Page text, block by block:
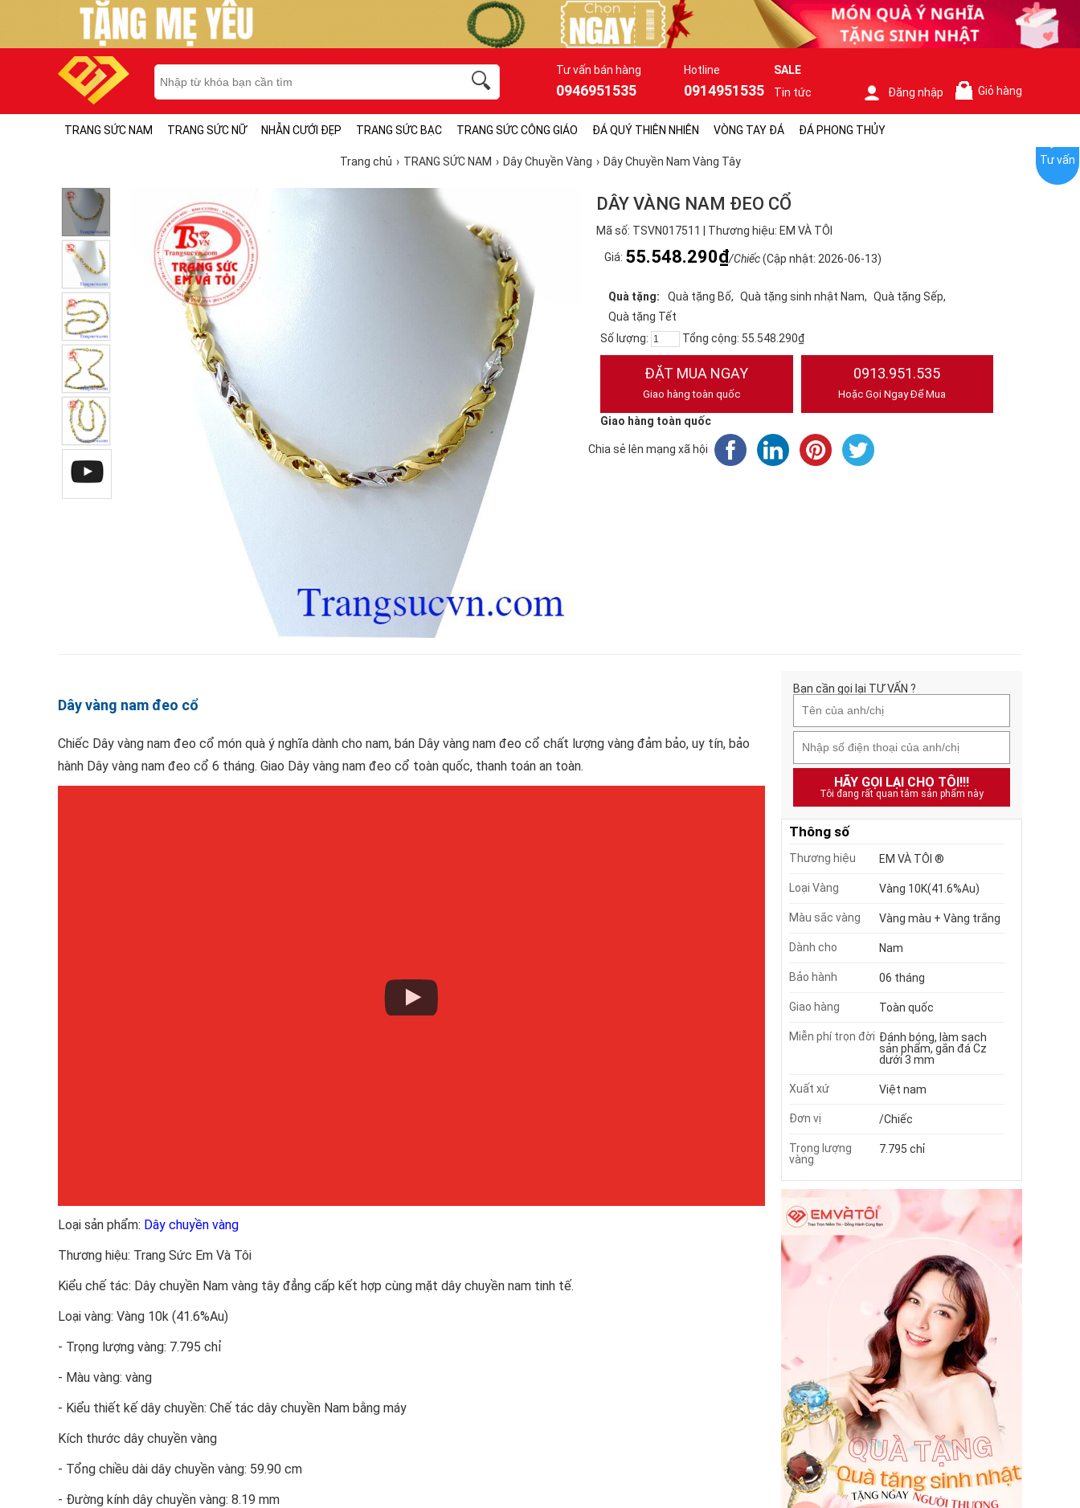
Tư vấn bán hàng
0946951535
Hotline
0914951535
SALE
Tin tức
Đăng nhập Giỏ hàng
TRANG SỨC NAM TRANG SỨC NỮ NHẪN CƯỚI ĐẸP TRANG SỨC BẠC TRANG SỨC CÔNG GIÁO ĐÁ QUÝ THIÊN NHIÊN VÒNG TAY ĐÁ ĐÁ PHONG THỦY
Trang chủ TRANG SỨC NAM Dây Chuyền Vàng Dây Chuyền Nam Vàng Tây
DÂY VÀNG NAM ĐEO CỔ
Mã số: TSVN017511 | Thương hiệu: EM VÀ TÔI
Giá: 55.548.290₫/Chiếc(Cập nhật: 2026-06-13)
Quà tặng: Quà tặng Bố Quà tặng sinh nhật Nam
Quà tặng Sếp
Quà tặng Tết
Số lượng:
Tổng cộng: 55.548.290₫
ĐẶT MUA NGAY
Giao hàng toàn quốc
0913.951.535
Hoặc Gọi Ngay Để Mua
Giao hàng toàn quốc
Chia sẻ lên mạng xã hội
Dây vàng nam đeo cổ
Chiếc Dây vàng nam đeo cổ món quà ý nghĩa dành cho nam, bán Dây vàng nam đeo cổ chất lượng vàng đảm bảo, uy tín, bảo
hành Dây vàng nam đeo cổ 6 tháng. Giao Dây vàng nam đeo cổ toàn quốc, thanh toán an toàn.
Loại sản phẩm: Dây chuyền vàng
Thương hiệu: Trang Sức Em Và Tôi
Kiểu chế tác: Dây chuyền Nam vàng tây đẳng cấp kết hợp cùng mặt dây chuyền nam tinh tế.
Loại vàng: Vàng 10k (41.6%Au)
- Trọng lượng vàng: 7.795 chỉ
- Màu vàng: vàng
- Kiểu thiết kế dây chuyền: Chế tác dây chuyền Nam bằng máy
Kích thước dây chuyền vàng
- Tổng chiều dài dây chuyền vàng: 59.90 cm
- Đường kính dây chuyền vàng: 8.19 mm
Bạn cần gọi lại TƯ VẤN ?
HÃY GỌI LẠI CHO TÔI!!!
Tôi đang rất quan tâm sản phẩm này
Thông số
Thương hiệu EM VÀ TÔI ®
Loại Vàng Vàng 10K(41.6%Au)
Màu sắc vàng Vàng màu + Vàng trắng
Dành cho Nam
Bảo hành 06 tháng
Giao hàng Toàn quốc
Miễn phí trọn đời Đánh bóng, làm sạch
sản phẩm, gắn đá Cz
dưới 3 mm
Xuất xứ Việt nam
Đơn vị /Chiếc
Trọng lượng
vàng
7.795 chỉ
Tư vấn